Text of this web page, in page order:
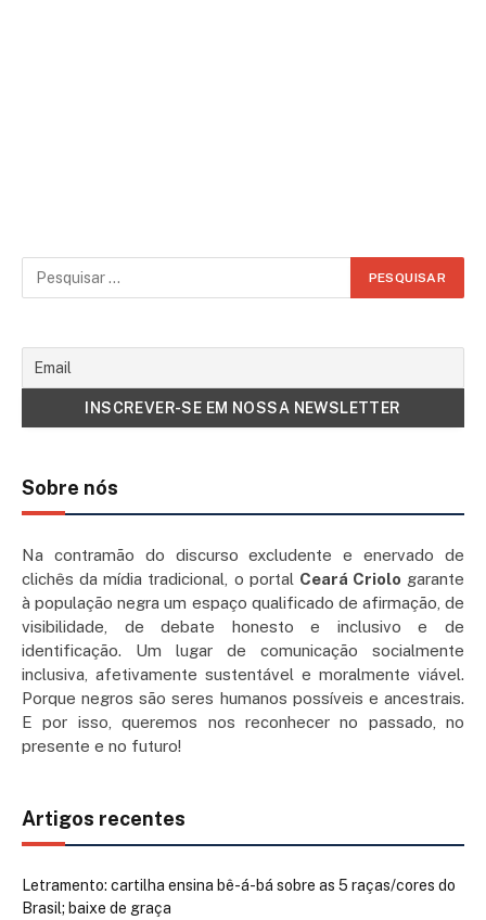
Sobre nós
Na contramão do discurso excludente e enervado de
clichês da mídia tradicional, o portal Ceará Criolo garante
à população negra um espaço qualificado de afirmação, de
visibilidade, de debate honesto e inclusivo e de
identificação. Um lugar de comunicação socialmente
inclusiva, afetivamente sustentável e moralmente viável.
Porque negros são seres humanos possíveis e ancestrais.
E por isso, queremos nos reconhecer no passado, no
presente e no futuro!
Artigos recentes
Letramento: cartilha ensina bê-á-bá sobre as 5 raças/cores do
Brasil; baixe de graça